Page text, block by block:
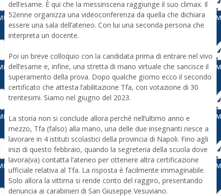
dell’esame. È qui che la messinscena raggiunge il suo climax. Il
52enne organizza una videoconferenza da quella che dichiara
essere una sala dell’ateneo. Con lui una seconda persona che
interpreta un docente.
Poi un breve colloquio con la candidata prima di entrare nel vivo
dell’esame e, infine, una stretta di mano virtuale che sancisce il
superamento della prova. Dopo qualche giorno ecco il secondo
certificato che attesta l’abilitazione Tfa, con votazione di 30
trentesimi. Siamo nel giugno del 2023.
La storia non si conclude allora perché nell’ultimo anno e
mezzo, Tfa (falso) alla mano, una delle due insegnanti riesce a
lavorare in 4 istituti scolastici della provincia di Napoli. Fino agli
inizi di questo febbraio, quando la segreteria della scuola dove
lavora(va) contatta l’ateneo per ottenere altra certificazione
ufficiale relativa al Tfa. La risposta è facilmente immaginabile.
Solo allora la vittima si rende conto del raggiro, presentando
denuncia ai carabinieri di San Giuseppe Vesuviano.